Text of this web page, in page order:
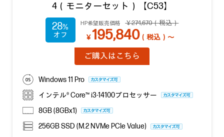
4（モニターセット）【C53】
28 HP希望販売価格 ￥274,670（税込）
￥195,840（税込）～
ご購入はこちら
Windows 11 Pro
インテル® Core™ i3-14100プロセッサー
8GB (8GBx1)
256GB SSD (M.2 NVMe PCIe Value)